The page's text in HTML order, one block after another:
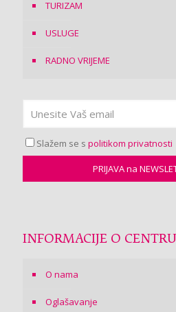
TURIZAM
USLUGE
RADNO VRIJEME
Slažem se s politikom privatnosti
INFORMACIJE O CENTRU
O nama
Oglašavanje